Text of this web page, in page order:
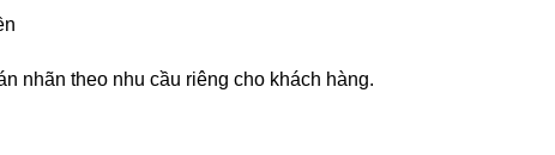
nhãn theo nhu cầu riêng cho khách hàng.